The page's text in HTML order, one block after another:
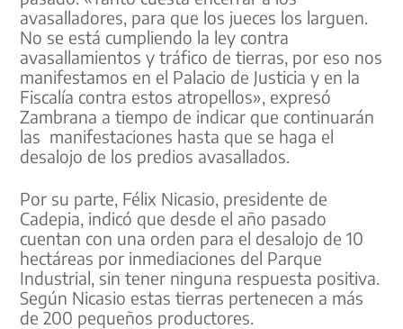
avasalladores, para que los jueces los larguen.
No se está cumpliendo la ley contra
avasallamientos y tráfico de tierras, por eso nos
manifestamos en el Palacio de Justicia y en la
Fiscalía contra estos atropellos», expresó
Zambrana a tiempo de indicar que continuarán
las manifestaciones hasta que se haga el
desalojo de los predios avasallados.
Por su parte, Félix Nicasio, presidente de
Cadepia, indicó que desde el año pasado
cuentan con una orden para el desalojo de 10
hectáreas por inmediaciones del Parque
Industrial, sin tener ninguna respuesta positiva.
Según Nicasio estas tierras pertenecen a más
de 200 pequeños productores.